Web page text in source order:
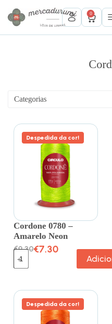
P
u
a
0
Categorias
Despedida da cor!
Cordone 0780 –
Amarelo Neon
€9.30€7.30
Despedida da cor!